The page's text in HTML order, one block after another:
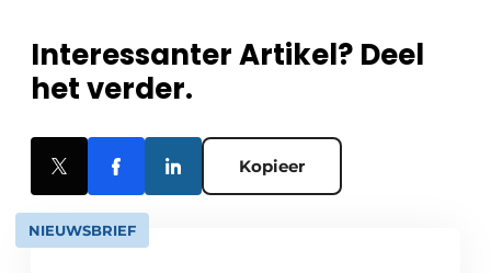
Interessanter Artikel? Deel
het verder.
Kopieer
NIEUWSBRIEF